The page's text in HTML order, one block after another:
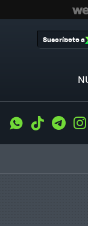
Suscríbete a
WhatsApp
Tiktok